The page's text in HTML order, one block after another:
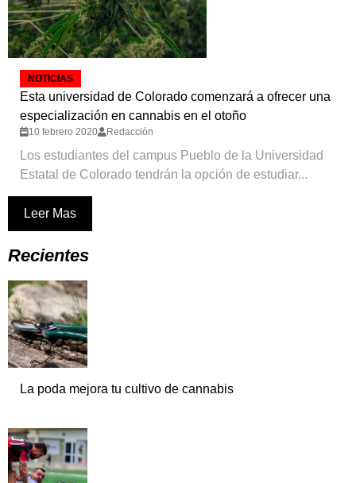
NOTICIAS
Esta universidad de Colorado comenzará a ofrecer una
especialización en cannabis en el otoño
10 febrero 2020 Redacción
Los estudiantes del campus Pueblo de la Universidad
Estatal de Colorado tendrán la opción de estudiar...
Leer Mas
Recientes
La poda mejora tu cultivo de cannabis